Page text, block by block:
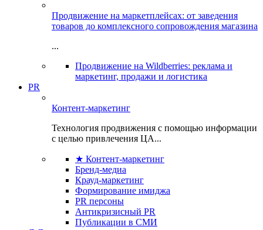
Продвижение на маркетплейсах: от заведения
товаров до комплексного сопровождения магазина
...
Продвижение на Wildberries: реклама и
маркетинг, продажи и логистика
PR
Контент-маркетинг
Технология продвижения с помощью информации
с целью привлечения ЦА...
★ Контент-маркетинг
Бренд-медиа
Крауд-маркетинг
Формирование имиджа
PR персоны
Антикризисный PR
Публикации в СМИ